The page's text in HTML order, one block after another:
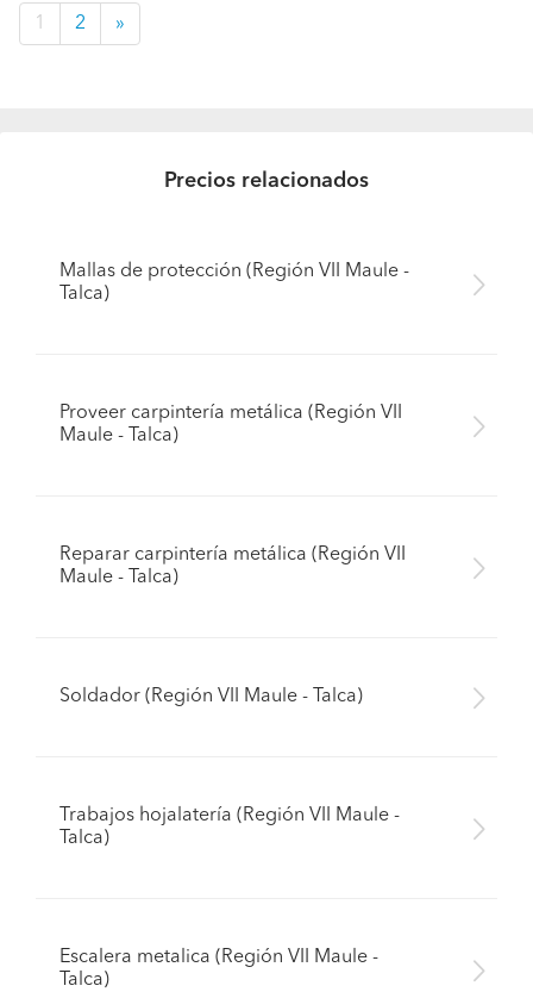
1 2 »
Precios relacionados
Mallas de protección (Región VII Maule -
Talca)
Proveer carpintería metálica (Región VII
Maule - Talca)
Reparar carpintería metálica (Región VII
Maule - Talca)
Soldador (Región VII Maule - Talca)
Trabajos hojalatería (Región VII Maule -
Talca)
Escalera metalica (Región VII Maule -
Talca)